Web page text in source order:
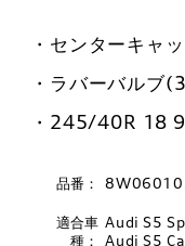
・センターキ
・ラバーバル
・245/40R 18
品番：
適合車
種：
Audi S5
Audi S5